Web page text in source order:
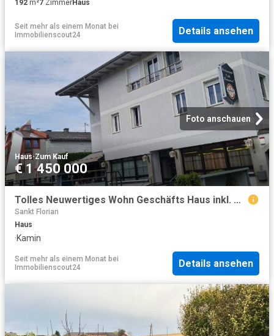
192 m²7 ZimmerHaus
Seit mehr als einem Monat bei
Immobilienscout24
Details ansehen
Foto anschauen
Haus·Zum Kauf
€ 1 450 000
Tolles Neuwertiges Wohn Geschäfts Haus inkl. Cafe Restaurant Geschäftshaus in einem Top Zustand
Sankt Florian
Haus
·Kamin
Seit mehr als einem Monat bei
Immobilienscout24
Details ansehen